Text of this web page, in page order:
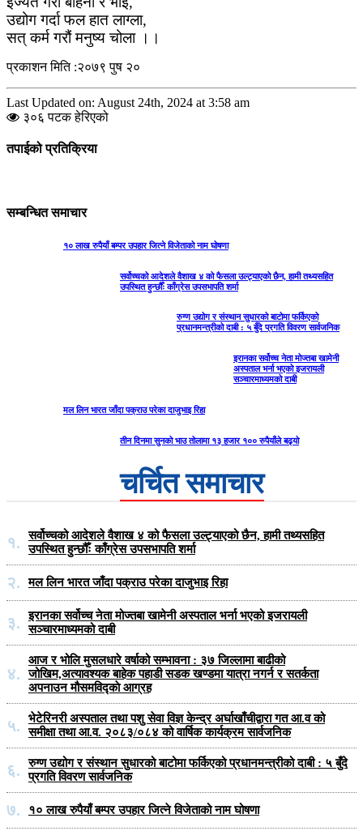
उद्योग गर्दा फल हात लाग्ला,
सत् कर्म गरौं मनुष्य चोला ।।
प्रकाशन मिति :२०७९ पुष २०
Last Updated on: August 24th, 2024 at 3:58 am
३०६ पटक हेरिएको
तपाईको प्रतिक्रिया
सम्बन्धित समाचार
१० लाख रुपैयाँ बम्पर उपहार जित्ने विजेताको नाम घोषणा
सर्वोच्चको आदेशले वैशाख ४ को फैसला उल्ट्याएको छैन, हामी तथ्यसहित
उपस्थित हुन्छौँः काँग्रेस उपसभापति शर्मा
रुग्ण उद्योग र संस्थान सुधारको बाटोमा फर्किएको
प्रधानमन्त्रीको दाबी : ५ बुँदे प्रगति विवरण सार्वजनिक
इरानका सर्वोच्च नेता मोज्तबा खामेनी
अस्पताल भर्ना भएको इजरायली
सञ्चारमाध्यमको दाबी
मल लिन भारत जाँदा पक्राउ परेका दाजुभाइ रिहा
तीन दिनमा सुनको भाउ तोलामा १३ हजार १०० रुपैयाँले बढ्यो
चर्चित समाचार
१.
सर्वोच्चको आदेशले वैशाख ४ को फैसला उल्ट्याएको छैन, हामी तथ्यसहित
उपस्थित हुन्छौँः काँग्रेस उपसभापति शर्मा
२. मल लिन भारत जाँदा पक्राउ परेका दाजुभाइ रिहा
३.
इरानका सर्वोच्च नेता मोज्तबा खामेनी अस्पताल भर्ना भएको इजरायली
सञ्चारमाध्यमको दाबी
४.
आज र भोलि मुसलधारे वर्षाको सम्भावना : ३७ जिल्लामा बाढीको
जोखिम,अत्यावश्यक बाहेक पहाडी सडक खण्डमा यात्रा नगर्न र सतर्कता
अपनाउन मौसमविद्काे आग्रह
५.
भेटेरिनरी अस्पताल तथा पशु सेवा विज्ञ केन्द्र अर्घाखाँचीद्वारा गत आ.व को
समीक्षा तथा आ.व. २०८३/०८४ को वार्षिक कार्यक्रम सार्वजनिक
६.
रुग्ण उद्योग र संस्थान सुधारको बाटोमा फर्किएको प्रधानमन्त्रीको दाबी : ५ बुँदे
प्रगति विवरण सार्वजनिक
७. १० लाख रुपैयाँ बम्पर उपहार जित्ने विजेताको नाम घोषणा